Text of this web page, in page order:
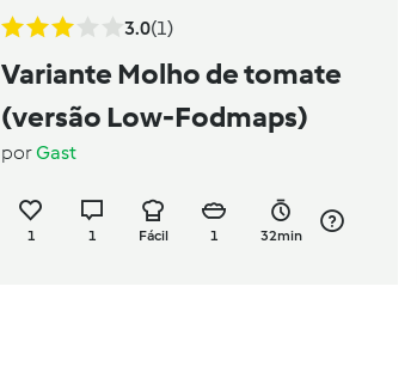
3.0(1)
Variante Molho de tomate
(versão Low-Fodmaps)
porGast
1 1 Fácil 1 32min